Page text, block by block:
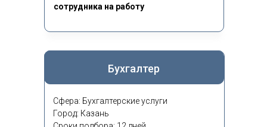
сотрудника на работу
Бухгалтер
Сфера: Бухгалтерские услуги
Город: Казань